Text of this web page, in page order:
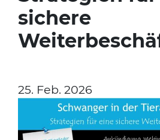
sichere
25. Feb. 2026